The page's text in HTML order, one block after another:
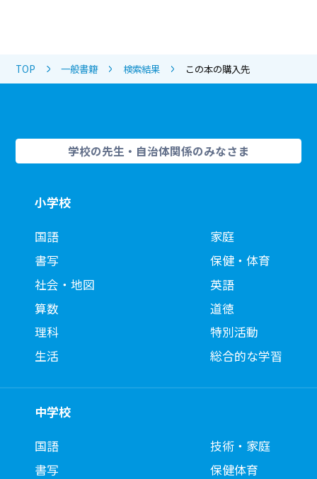
TOP 一般書籍 検索結果 この本の購入先
学校の先生・自治体関係のみなさま
小学校
国語
書写
社会・地図
算数
理科
生活
家庭
保健・体育
英語
道徳
特別活動
総合的な学習
中学校
国語
書写
技術・家庭
保健体育